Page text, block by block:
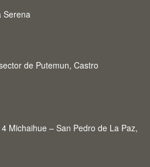
Serena
de Putemun, Castro
Michaihue – San Pedro de La Paz,